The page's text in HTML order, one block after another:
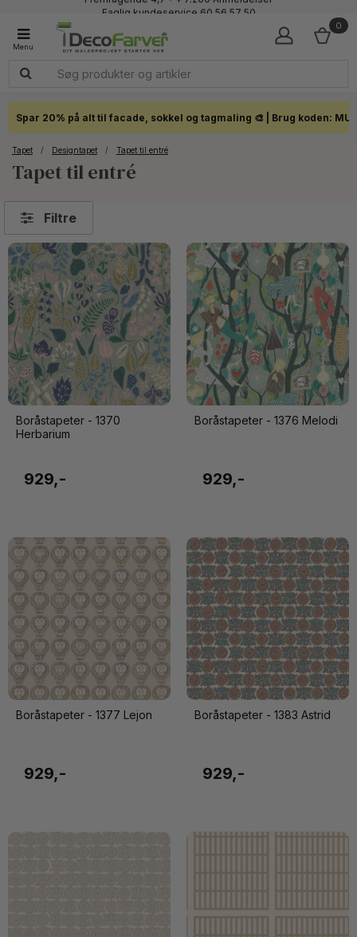
Faglig kundeservice 60 56 57 50
Click & Collect i hele landet
0
Spar 20% på alt til facade, sokkel og tagmaling 🎨 | Brug koden:
Tapet / Designtapet / Tapet til entré
Tapet til entré
Filtre
Boråstapeter - 1370
Herbarium
929,-
Boråstapeter - 1376 Melodi
929,-
Boråstapeter - 1377 Lejon
929,-
Boråstapeter - 1383 Astrid
929,-